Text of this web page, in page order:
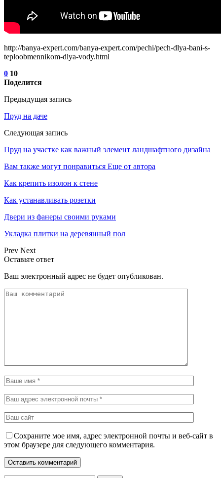
http://banya-expert.com/banya-expert.com/pechi/pech-dlya-bani-s-
teploobmennikom-dlya-vody.html
0 10
Поделится
Предыдущая запись
Пруд на даче
Следующая запись
Пруд на участке как важный элемент ландшафтного дизайна
Вам также могут понравиться Еще от автора
Как крепить изолон к стене
Как устанавливать розетки
Двери из фанеры своими руками
Укладка плитки на деревянный пол
Prev Next
Оставьте ответ
Ваш электронный адрес не будет опубликован.
Сохраните мое имя, адрес электронной почты и веб-сайт в
этом браузере для следующего комментария.